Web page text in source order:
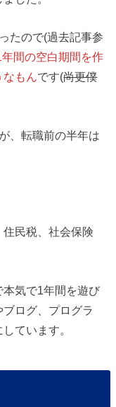
たので(過去記事参
間の空白期間を作
なもんです(尚更僕
、転職前の半年は
民税、社会保険
気で1年間を遊び
ログ、プログラ
ています。